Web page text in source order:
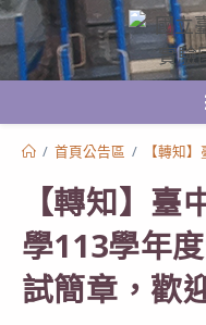
跳
轉
至
/ 首頁公告區 / 【轉知
【轉知】
學113學年
試簡章，歡